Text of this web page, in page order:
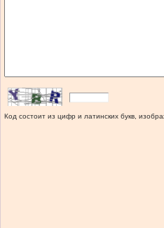
Код состоит из цифр и латинских букв,